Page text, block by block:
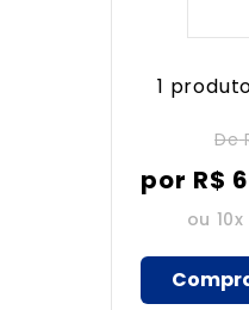
1
De
por R$
ou